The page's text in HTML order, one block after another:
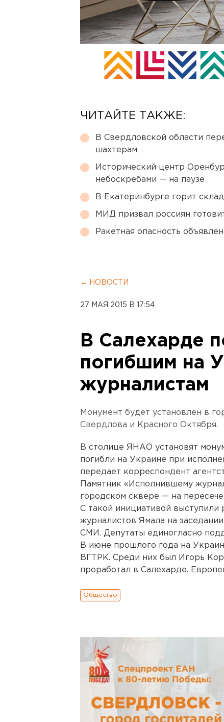
ЧИТАЙТЕ ТАКЖЕ:
В Свердловской области
шахтерам
Исторический центр
небоскребами — на паузе
В Екатеринбурге горит
МИД призвал россиян
Ракетная опасность
← НОВОСТИ
27 МАЯ 2015 В 17:54
В Салехарде
погибшим на
журналистам
Монумент будет установлен в
Свердлова и Красного Октября.
В столице ЯНАО установят
погибли на Украине при
передает корреспондент
Памятник «Исполнившему
городском сквере — на
С такой инициативой выступили
журналистов Ямала на
СМИ. Депутаты единогласно
В июне прошлого года на
ВГТРК. Среди них был Игорь
проработал в Салехарде.
Общество